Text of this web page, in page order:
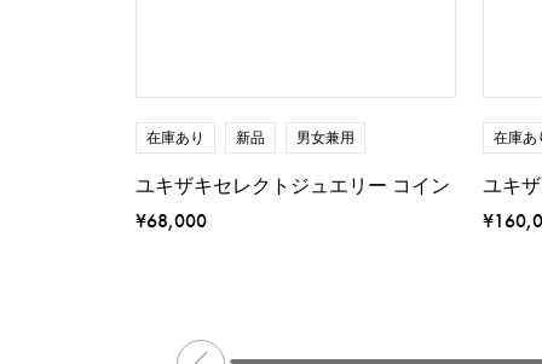
在庫あり 新品 男女兼用
ユキザキセレクトジュエリー コイン
¥68,000
在庫あ
ユキ